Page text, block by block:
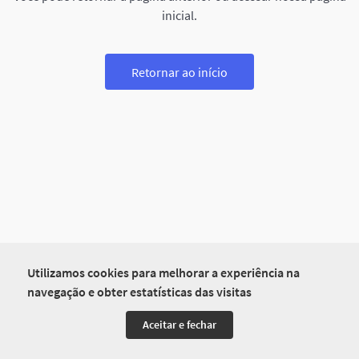
Utilizamos cookies para melhorar a experiência na
navegação e obter estatísticas das visitas
Aceitar e fechar
inicial.
Retornar ao início